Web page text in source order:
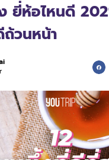
ยี่ห้อไหนดี
วนหน้า